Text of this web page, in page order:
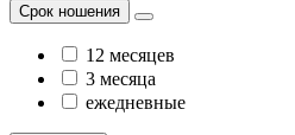
Срок ношения
12 месяцев
3 месяца
ежедневные